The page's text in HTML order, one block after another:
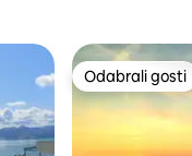
Odabrali gosti
Odabrali gosti